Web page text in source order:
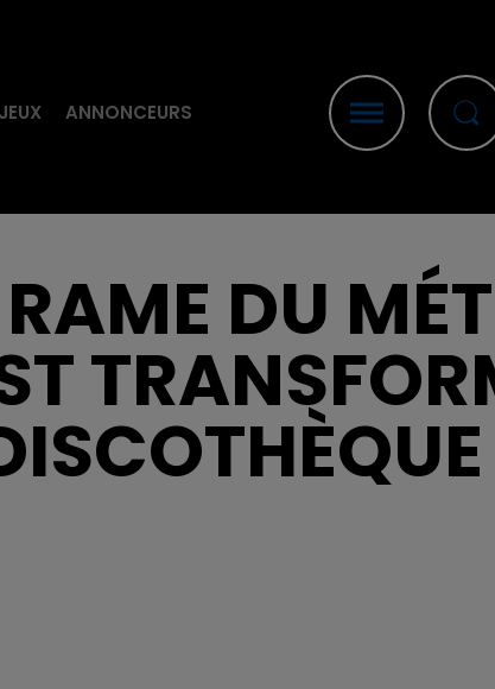
JEUX ANNONCEURS
DU